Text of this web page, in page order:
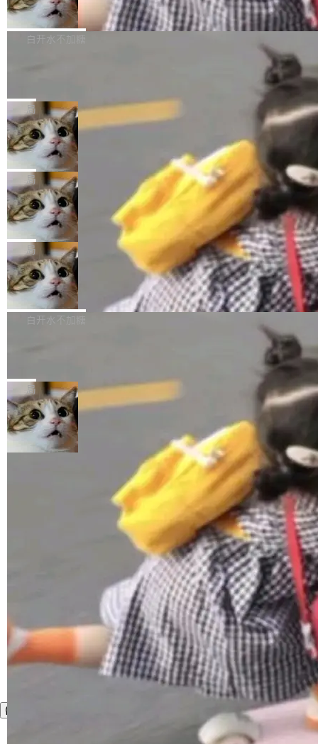
atePad Edge 升级至 HarmonyOS 6.1.0.135S
P9 patch03及以上版本。 *升级路径：设置 > 搜
来自中国开发者雷霄骅（Lei Xiaohua）。 对于
很多中国音视频开发者而言，这个名字并不陌
“启蒙老师”。 而今年，恰好是雷霄骅离世十周
年。FFmpeg 社区最终选择用一个大版本的名
字，留下了这份纪念。 雷霄骅曾是中国传媒大学
数字电视技术方向的博士生，长期从事视频、音
频技...
万元，超预算 860%
外媒近日曝光了亚马逊的多份内部报告显示，AI
导致公司在多个项目上超支。《金融时报》报道
编写程序，目标是完成电商平台作者信息与商品
列表的数据匹配 —— 一项常规的数据处理任
务，最终却产生了 180 万美元的账单，实际支出
超出原定预算 860%。 更令人意外的是，该项目
最终并未成功落地，而高额算力消耗持续运行长
达 5 个月，公司直到财务对账时才察觉异常。这
意味着一个无人看管的 AI 程序，在近半年时间
里日夜不停地"烧钱"。 复盘显示，...
白开水不加糖
e CEO Clément Delangue 在 CNBC 的采访里
没有拐弯抹角。他说中国正在赢得 AI 竞赛，而
且按目前的速度，中国 AI 工具预计在今年底或
2027 年就能追上美国前沿实验室的水平。 Dela
ngue 把原因归结为一件事：开放协作。中国的
AI 开发者在一个共享和协作的生态里加速迭代，
而美国模型厂商在"闭门造车"。他的原话是 "buil
ding in silos"——各自为战，互不通气。 这个判
断从他嘴里说出来分量不同。Hugging Face 是
全球最大的开源 AI 平台，上面跑着上百万个模
型。谁在开源赛道上领先，...
局
当 AI agent 把源码变成了最好的扩展系
统，开发者工具必须开源
五年前，David Crawshaw 问过很多软件工程师
一个问题：你写过什么给自己用的程序？答案几
乎都是没有。工程师们整天用别人写的程序写程
序给别人用。偶尔有人自己写个博客系统、智能
家居控制、家庭实验室，都算稀奇事。 Crawsh
aw 是 Shelley 的作者，一个开源 AI coding age
nt。他最近在博客上写了一篇文章，核心论点很
简单：开发者工具必须开源。 理由不是传统的自
由软件情怀，而是一个跟 AI agent 直接相关的
技术判断。 两行 prompt 就能个性化任何软件 C
局
DeepSeek Harness 宣布内测邀请，全
网最大规模开源 Agent 路演现场诞生
一条内测招募帖，发出去的时候大概没人想到它
会变成一场开源 Agent 生态的路演。 8月1日，
DeepSeek Harness 团队负责人崔添翼（tiany
i）在 X 上发帖： 「如果你是 Agent Harness 相
关开源项目的开发者，希望参加 DeepSeek Har
ness 的内测，可以回复或私信联系我。请附上
Harness 负责把能力落到真实环境中——调用工
具、读写文件、管理上下文、处理错误、完成闭
环。崔添翼招人的标...
局
商汤 SenseNova U1.5-Lite-Preview
开源
商汤科技宣布面向社区开源轻量级统一多模态模
型的预览版本 SenseNova U1.5-Lite-Preview。
理解、推理、生成与编辑，还仅以 8B-MoT 的轻
量大小，将能力推进到4K、更精细的真实质感、
更复杂的视觉控制和可持续迭代编辑。 相比 U
1，U1.5-Lite-Preview 在以下方向上带来了显著
提升： 原生支持4K图像生成； 更精细的局部纹
理、细节与真实世界质感； 更准确的中英文文字
生成与复杂版式组织； 更稳定的图...
白开水不加糖
nap。这次是 hwctl——一个用来检查 Ubuntu
硬件认证状态的命令行工具。 Canonical 工程师
Alan Griffiths 在邮件列表中说得很直白：「hwc
tl 是一个 Ubuntu 专有的包，它和它的依赖项都
是 Ubuntu 专有的，不会用在其他发行版上。」
所以 deb 版本的受众实际上为零。既然只有 Ub
untu 用户在用，那用 snap 打包就没什么可纠结
的。 从 deb 到 snap 的迁移路径 hwctl 是 rust-
hwlib 硬件 API 库的一部分，命令行工具负责查
询 Ubuntu 的硬件认证数据库。...
局
加载更多